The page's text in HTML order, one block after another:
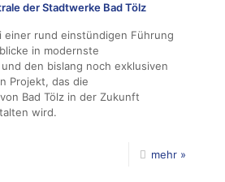
der Stadtwerke Bad Tölz
einer rund einstündigen Führung
in modernste
den bislang noch exklusiven
Projekt, das die
Bad Tölz in der Zukunft
wird.
mehr »